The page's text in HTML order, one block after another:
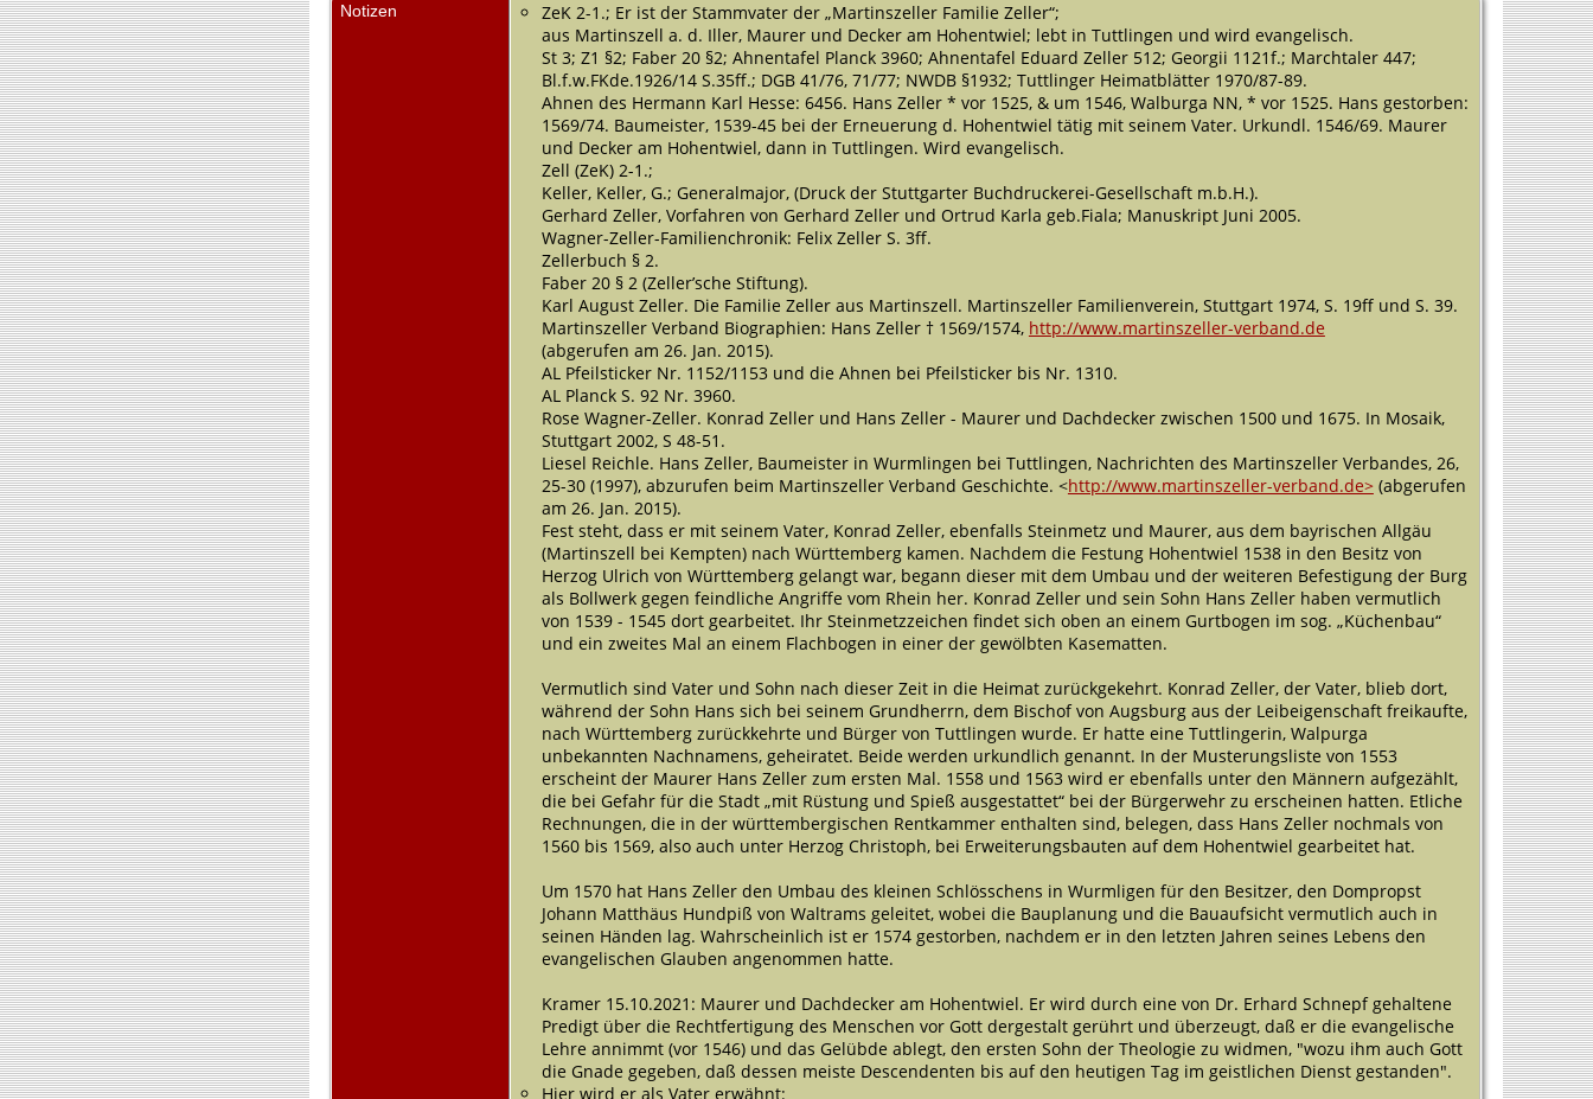
Notizen
ZeK 2-1.; Er ist der Stammvater der „Martinszeller Familie Zeller“;
aus Martinszell a. d. Iller, Maurer und Decker am Hohentwiel; lebt in Tuttlingen und wird evangelisch.
St 3; Z1 §2; Faber 20 §2; Ahnentafel Planck 3960; Ahnentafel Eduard Zeller 512; Georgii 1121f.; Marchtaler 447;
Bl.f.w.FKde.1926/14 S.35ff.; DGB 41/76, 71/77; NWDB §1932; Tuttlinger Heimatblätter 1970/87-89.
Ahnen des Hermann Karl Hesse: 6456. Hans Zeller * vor 1525, & um 1546, Walburga NN, * vor 1525. Hans gestorben:
1569/74. Baumeister, 1539-45 bei der Erneuerung d. Hohentwiel tätig mit seinem Vater. Urkundl. 1546/69. Maurer
und Decker am Hohentwiel, dann in Tuttlingen. Wird evangelisch.
Zell (ZeK) 2-1.;
Keller, Keller, G.; Generalmajor, (Druck der Stuttgarter Buchdruckerei-Gesellschaft m.b.H.).
Gerhard Zeller, Vorfahren von Gerhard Zeller und Ortrud Karla geb.Fiala; Manuskript Juni 2005.
Wagner-Zeller-Familienchronik: Felix Zeller S. 3ff.
Zellerbuch § 2.
Faber 20 § 2 (Zeller’sche Stiftung).
Karl August Zeller. Die Familie Zeller aus Martinszell. Martinszeller Familienverein, Stuttgart 1974, S. 19ff und S. 39.
Martinszeller Verband Biographien: Hans Zeller † 1569/1574, http://www.martinszeller-verband.de
(abgerufen am 26. Jan. 2015).
AL Pfeilsticker Nr. 1152/1153 und die Ahnen bei Pfeilsticker bis Nr. 1310.
AL Planck S. 92 Nr. 3960.
Rose Wagner-Zeller. Konrad Zeller und Hans Zeller - Maurer und Dachdecker zwischen 1500 und 1675. In Mosaik,
Stuttgart 2002, S 48-51.
Liesel Reichle. Hans Zeller, Baumeister in Wurmlingen bei Tuttlingen, Nachrichten des Martinszeller Verbandes, 26,
25-30 (1997), abzurufen beim Martinszeller Verband Geschichte. <http://www.martinszeller-verband.de>(abgerufen
am 26. Jan. 2015).
Fest steht, dass er mit seinem Vater, Konrad Zeller, ebenfalls Steinmetz und Maurer, aus dem bayrischen Allgäu
(Martinszell bei Kempten) nach Württemberg kamen. Nachdem die Festung Hohentwiel 1538 in den Besitz von
Herzog Ulrich von Württemberg gelangt war, begann dieser mit dem Umbau und der weiteren Befestigung der Burg
als Bollwerk gegen feindliche Angriffe vom Rhein her. Konrad Zeller und sein Sohn Hans Zeller haben vermutlich
von 1539 - 1545 dort gearbeitet. Ihr Steinmetzzeichen findet sich oben an einem Gurtbogen im sog. „Küchenbau“
und ein zweites Mal an einem Flachbogen in einer der gewölbten Kasematten.
Vermutlich sind Vater und Sohn nach dieser Zeit in die Heimat zurückgekehrt. Konrad Zeller, der Vater, blieb dort,
während der Sohn Hans sich bei seinem Grundherrn, dem Bischof von Augsburg aus der Leibeigenschaft freikaufte,
nach Württemberg zurückkehrte und Bürger von Tuttlingen wurde. Er hatte eine Tuttlingerin, Walpurga
unbekannten Nachnamens, geheiratet. Beide werden urkundlich genannt. In der Musterungsliste von 1553
erscheint der Maurer Hans Zeller zum ersten Mal. 1558 und 1563 wird er ebenfalls unter den Männern aufgezählt,
die bei Gefahr für die Stadt „mit Rüstung und Spieß ausgestattet“ bei der Bürgerwehr zu erscheinen hatten. Etliche
Rechnungen, die in der württembergischen Rentkammer enthalten sind, belegen, dass Hans Zeller nochmals von
1560 bis 1569, also auch unter Herzog Christoph, bei Erweiterungsbauten auf dem Hohentwiel gearbeitet hat.
Um 1570 hat Hans Zeller den Umbau des kleinen Schlösschens in Wurmligen für den Besitzer, den Dompropst
Johann Matthäus Hundpiß von Waltrams geleitet, wobei die Bauplanung und die Bauaufsicht vermutlich auch in
seinen Händen lag. Wahrscheinlich ist er 1574 gestorben, nachdem er in den letzten Jahren seines Lebens den
evangelischen Glauben angenommen hatte.
Kramer 15.10.2021: Maurer und Dachdecker am Hohentwiel. Er wird durch eine von Dr. Erhard Schnepf gehaltene
Predigt über die Rechtfertigung des Menschen vor Gott dergestalt gerührt und überzeugt, daß er die evangelische
Lehre annimmt (vor 1546) und das Gelübde ablegt, den ersten Sohn der Theologie zu widmen, "wozu ihm auch Gott
die Gnade gegeben, daß dessen meiste Descendenten bis auf den heutigen Tag im geistlichen Dienst gestanden".
Hier wird er als Vater erwähnt: